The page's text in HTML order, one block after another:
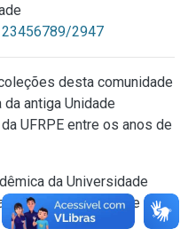
2947
desta comunidade
antiga Unidade
UFRPE entre os anos de
da Universidade
(UFAPE) a partir de